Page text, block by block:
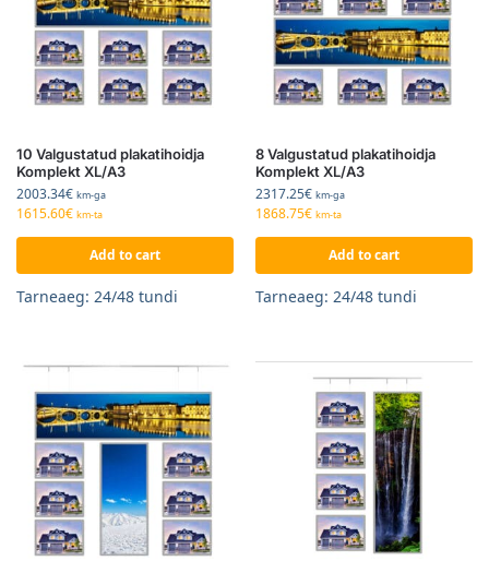
10 Valgustatud plakatihoidja
Komplekt XL/A3
2003.34€ km-ga
1615.60€ km-ta
Add to cart
Tarneaeg: 24/48 tundi
8 Valgustatud plakatihoidja
Komplekt XL/A3
2317.25€ km-ga
1868.75€ km-ta
Add to cart
Tarneaeg: 24/48 tundi